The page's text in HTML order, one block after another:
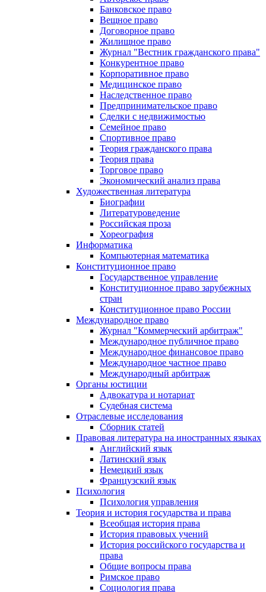
Банковское право
Вещное право
Договорное право
Жилищное право
Журнал "Вестник гражданского права"
Конкурентное право
Корпоративное право
Медицинское право
Наследственное право
Предпринимательское право
Сделки с недвижимостью
Семейное право
Спортивное право
Теория гражданского права
Теория права
Торговое право
Экономический анализ права
Художественная литература
Биографии
Литературоведение
Российская проза
Хореография
Информатика
Компьютерная математика
Конституционное право
Государственное управление
Конституционное право зарубежных
стран
Конституционное право России
Международное право
Журнал "Коммерческий арбитраж"
Международное публичное право
Международное финансовое право
Международное частное право
Международный арбитраж
Органы юстиции
Адвокатура и нотариат
Судебная система
Отраслевые исследования
Сборник статей
Правовая литература на иностранных языках
Английский язык
Латинский язык
Немецкий язык
Французский язык
Психология
Психология управления
Теория и история государства и права
Всеобщая история права
История правовых учений
История российского государства и
права
Общие вопросы права
Римское право
Социология права